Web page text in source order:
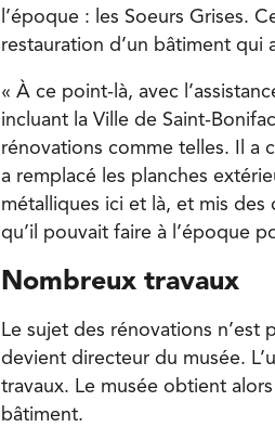
l’époque : les Soeurs Grises.
restauration d’un bâtiment qui
« À ce point-là, avec
incluant la Ville de Saint-
rénovations comme telles. Il a
a remplacé les planches
métalliques ici et là, et mis des
qu’il pouvait faire à l’époque
Nombreux travaux
Le sujet des rénovations
devient directeur du musée.
travaux. Le musée obtient
bâtiment.